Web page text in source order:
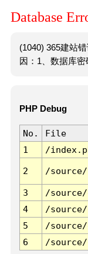
Database
(1040) 365建站
因：1、数据库密
PHP Debug
No. File
1
/
2 /
3 /
4
/
5
/
6
/